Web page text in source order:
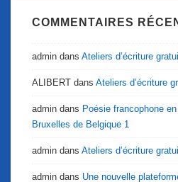
COMMENTAIRES
admin dans Ateliers d’écriture
ALIBERT dans Ateliers d’écriture
admin dans Poésie francophone
Bruxelles de Belgique 1
admin dans Ateliers d’écriture
admin dans Une nouvelle